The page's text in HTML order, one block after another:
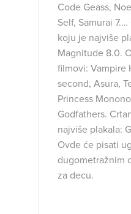
Code Geass,
Self, Samurai
koju je najviše
Magnitude 8.0.
filmovi: Vampire
second, Asura,
Princess
Godfathers.
najviše plakala:
Ovde će pisati
dugometražnim
za decu.